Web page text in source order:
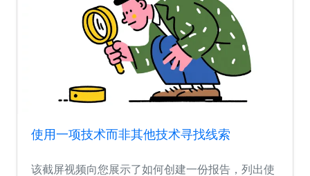
使用一项技术而非其他技术寻找线索
该截屏视频向您展示了如何创建一份报告，列出使